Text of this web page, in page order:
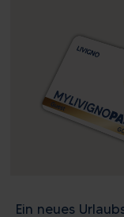
Ein neues